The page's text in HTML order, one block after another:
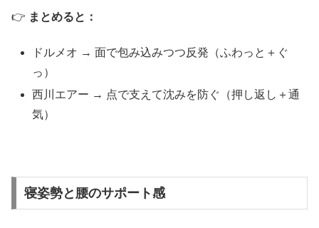
👉 まとめると：
ドルメオ → 面で包み込みつつ反発（ふわっと＋ぐ
っ）
西川エアー → 点で支えて沈みを防ぐ（押し返し＋通
気）
寝姿勢と腰のサポート感